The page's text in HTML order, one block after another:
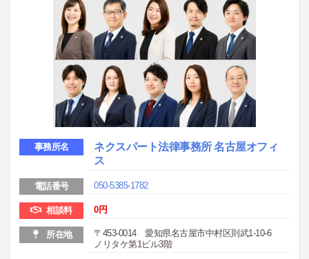
事務所名
ネクスパート法律事務所 名古屋オフィ
ス
電話番号 050-5385-1782
相談料 0円
所在地
〒453-0014 愛知県名古屋市中村区則武1-10-6
ノリタケ第1ビル3階